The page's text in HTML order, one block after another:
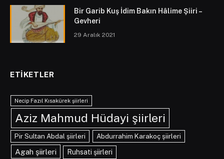
Bir Garib Kuş İdim Bakın Hâlime Şiiri –
Gevheri
29 Aralık 2021
ETIKETLER
Necip Fazıl Kısakürek şiirleri
Aziz Mahmud Hüdayi şiirleri
Pir Sultan Abdal şiirleri Abdurrahim Karakoç şiirleri
Agah şiirleri Ruhsati şiirleri